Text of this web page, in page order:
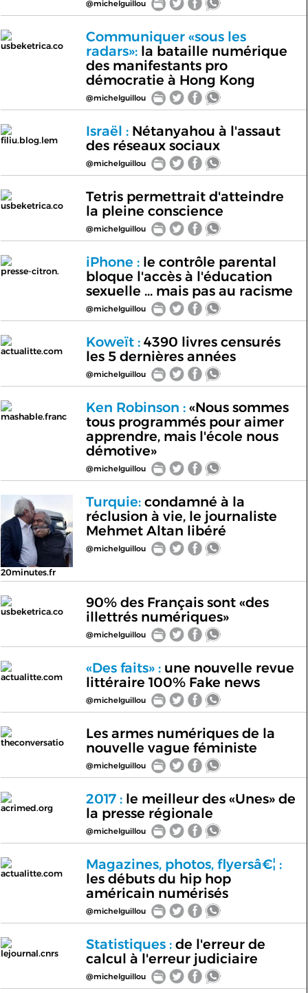
@michelguillou
usbeketrica.co
Communiquer «sous les
radars»:la bataille numérique
des manifestants pro
démocratie à Hong Kong
@michelguillou
filiu.blog.lem
Israël :Nétanyahou à l'assaut
des réseaux sociaux
@michelguillou
usbeketrica.co
Tetris permettrait d'atteindre
la pleine conscience
@michelguillou
presse-citron.
iPhone :le contrôle parental
bloque l'accès à l'éducation
sexuelle ... mais pas au racisme
@michelguillou
actualitte.com
Koweït :4390 livres censurés
les 5 dernières années
@michelguillou
mashable.franc
Ken Robinson :«Nous sommes
tous programmés pour aimer
apprendre, mais l'école nous
démotive»
@michelguillou
20minutes.fr
Turquie:condamné à la
réclusion à vie, le journaliste
Mehmet Altan libéré
@michelguillou
usbeketrica.co
90% des Français sont «des
illettrés numériques»
@michelguillou
actualitte.com
«Des faits» :une nouvelle revue
littéraire 100% Fake news
@michelguillou
theconversatio
Les armes numériques de la
nouvelle vague féministe
@michelguillou
acrimed.org
2017 :le meilleur des «Unes» de
la presse régionale
@michelguillou
actualitte.com
Magazines, photos, flyersâ€¦ :
les débuts du hip hop
américain numérisés
@michelguillou
lejournal.cnrs
Statistiques :de l'erreur de
calcul à l'erreur judiciaire
@michelguillou